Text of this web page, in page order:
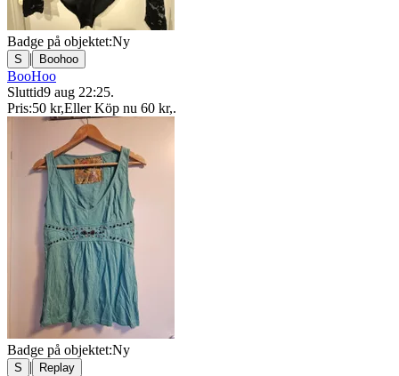
Badge på objektet:Ny
S | Boohoo
BooHoo
Sluttid9 aug 22:25.
Pris:50 kr,Eller Köp nu 60 kr,.
Badge på objektet:Ny
S | Replay